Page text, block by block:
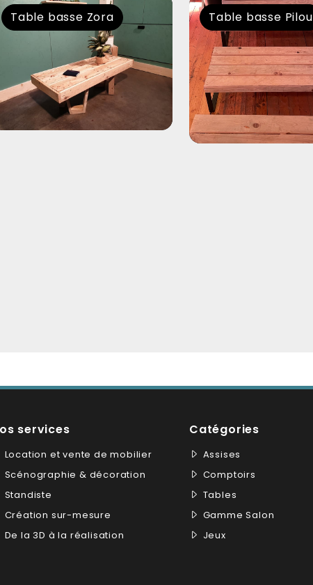
Table basse Zora Table basse Pilou
services
Location et vente de mobilier
Scénographie & décoration
Standiste
Création sur-mesure
De la 3D à la réalisation
Catégories
Assises
Comptoirs
Tables
Gamme Salon
Jeux